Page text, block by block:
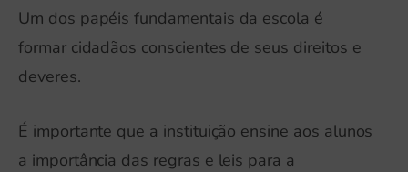
Um dos papéis fundamentais da escola é
formar cidadãos conscientes de seus direitos e
deveres.
É importante que a instituição ensine aos alunos
a importância das regras e leis para a